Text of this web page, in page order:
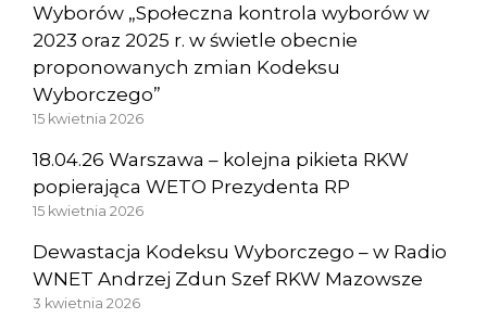
Wyborów „Społeczna kontrola wyborów w
2023 oraz 2025 r. w świetle obecnie
proponowanych zmian Kodeksu
Wyborczego”
15 kwietnia 2026
18.04.26 Warszawa – kolejna pikieta RKW
popierająca WETO Prezydenta RP
15 kwietnia 2026
Dewastacja Kodeksu Wyborczego – w Radio
WNET Andrzej Zdun Szef RKW Mazowsze
3 kwietnia 2026